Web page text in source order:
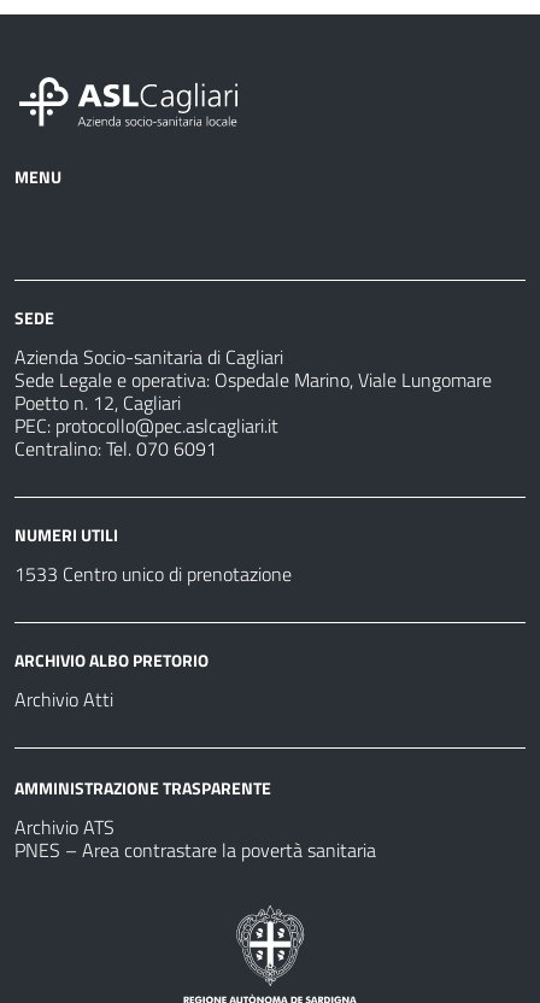
MENU
sanitarie
fare
SEDE
Azienda Socio-sanitaria di Cagliari
Sede Legale e operativa: Ospedale Marino, Viale Lungomare
Poetto n. 12, Cagliari
PEC: protocollo@pec.aslcagliari.it
Centralino: Tel. 070 6091
NUMERI UTILI
1533 Centro unico di prenotazione
ARCHIVIO ALBO PRETORIO
Archivio Atti
AMMINISTRAZIONE TRASPARENTE
Archivio ATS
PNES – Area contrastare la povertà sanitaria